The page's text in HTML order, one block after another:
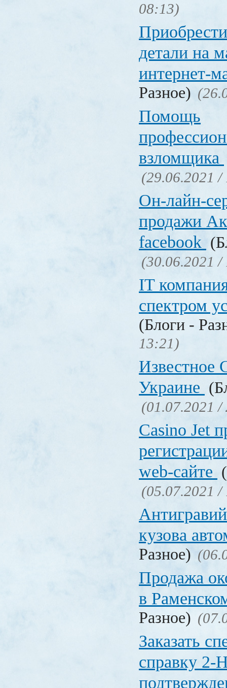
08:13)
детали на
интернет-
Разное)
Помощь
взломщика
(29.06.2021 /
Он-лайн-
продажи
facebook
(30.06.2021 /
IT
спектром
(Блоги -
13:21)
Известное
Украине
(01.07.2021 /
Сasino Jet
web-сайте
(05.07.2021 /
кузова
Разное)
Продажа
в
Разное)
Заказать
справку